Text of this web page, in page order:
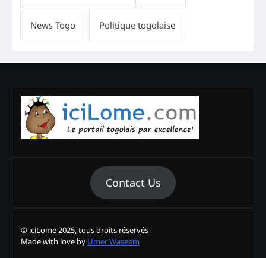
Contact Us
© iciLome 2025, tous droits réservés
Made with love by Umer Waseem